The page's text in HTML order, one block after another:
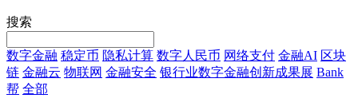
搜索
数字金融 稳定币 隐私计算 数字人民币 网络支付 金融AI 区块
链 金融云 物联网 金融安全 银行业数字金融创新成果展 Bank
帮 全部